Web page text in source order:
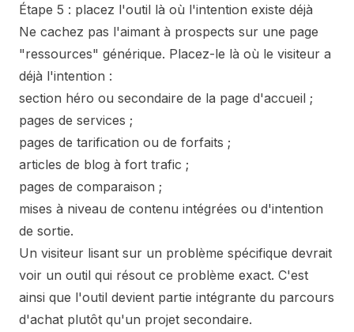
Étape 5 : placez l'outil là où l'intention existe déjà
Ne cachez pas l'aimant à prospects sur une page
"ressources" générique. Placez-le là où le visiteur a
déjà l'intention :
section héro ou secondaire de la page d'accueil ;
pages de services ;
pages de tarification ou de forfaits ;
articles de blog à fort trafic ;
pages de comparaison ;
mises à niveau de contenu intégrées ou d'intention
de sortie.
Un visiteur lisant sur un problème spécifique devrait
voir un outil qui résout ce problème exact. C'est
ainsi que l'outil devient partie intégrante du parcours
d'achat plutôt qu'un projet secondaire.